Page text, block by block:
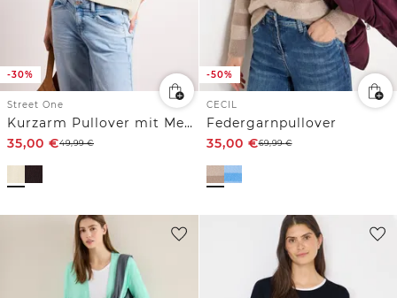
-30%
Street One
Kurzarm Pullover mit Mesh-Struktur
35,00 €49,99€
-50%
CECIL
Federgarnpullover
35,00 €69,99€